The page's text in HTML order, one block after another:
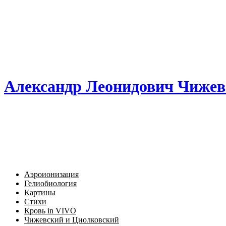
Александр Леонидович
Аэроионизация
Гелиобиология
Картины
Стихи
Кровь in VIVO
Чижевский и Циолковский